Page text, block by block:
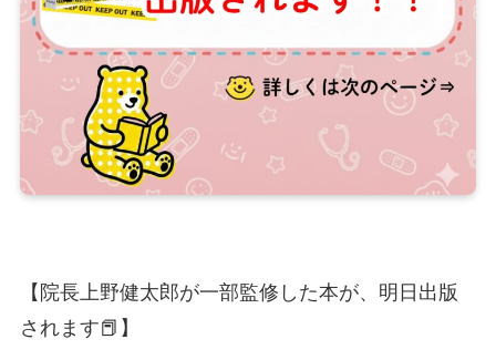
【院長上野健太郎が一部監修した本が、明日出版
されます📕】